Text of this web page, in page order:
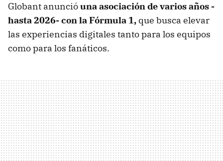
Globant anuncióuna asociación de varios años -
hasta 2026- con la Fórmula 1, que busca elevar
las experiencias digitales tanto para los equipos
como para los fanáticos.